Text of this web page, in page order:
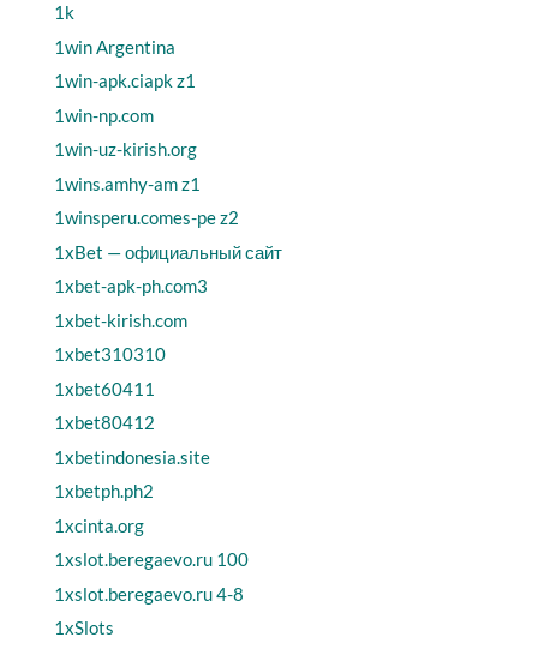
1k
1win Argentina
1win-apk.ciapk z1
1win-np.com
1win-uz-kirish.org
1wins.amhy-am z1
1winsperu.comes-pe z2
1xBet — официальный сайт
1xbet-apk-ph.com3
1xbet-kirish.com
1xbet310310
1xbet60411
1xbet80412
1xbetindonesia.site
1xbetph.ph2
1xcinta.org
1xslot.beregaevo.ru 100
1xslot.beregaevo.ru 4-8
1xSlots